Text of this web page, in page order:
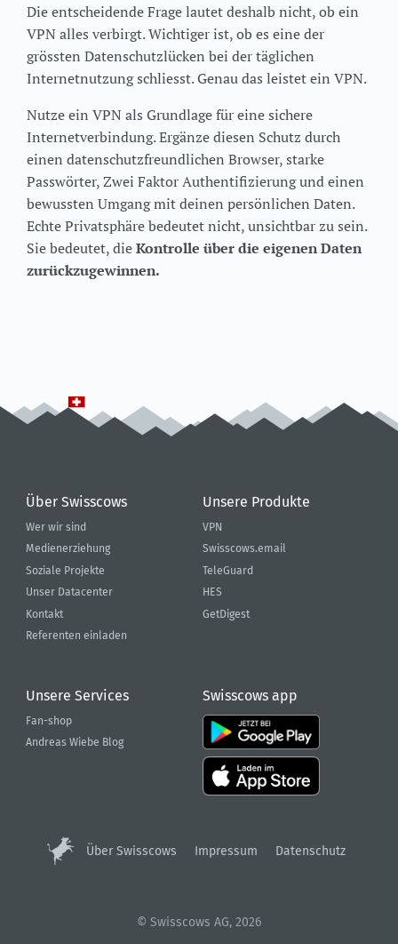
Die entscheidende Frage lautet deshalb nicht, ob ein
VPN alles verbirgt. Wichtiger ist, ob es eine der
grössten Datenschutzlücken bei der täglichen
Internetnutzung schliesst. Genau das leistet ein VPN.
Nutze ein VPN als Grundlage für eine sichere
Internetverbindung. Ergänze diesen Schutz durch
einen datenschutzfreundlichen Browser, starke
Passwörter, Zwei Faktor Authentifizierung und einen
bewussten Umgang mit deinen persönlichen Daten.
Echte Privatsphäre bedeutet nicht, unsichtbar zu sein.
Sie bedeutet, dieKontrolle über die eigenen Daten
zurückzugewinnen.
Über Swisscows
Wer wir sind
Medienerziehung
Soziale Projekte
Unser Datacenter
Kontakt
Referenten einladen
Unsere Produkte
VPN
Swisscows.email
TeleGuard
HES
GetDigest
Unsere Services
Fan-shop
Andreas Wiebe Blog
Swisscows app
Über Swisscows Impressum Datenschutz
© Swisscows AG, 2026